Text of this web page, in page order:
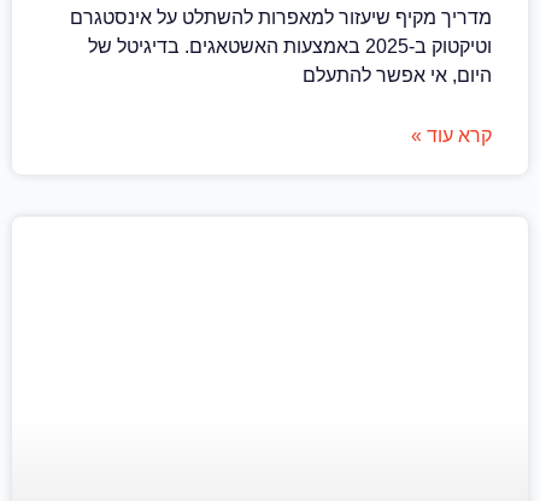
מדריך מקיף שיעזור למאפרות להשתלט על אינסטגרם
וטיקטוק ב-2025 באמצעות האשטאגים. בדיגיטל של
היום, אי אפשר להתעלם
קרא עוד »